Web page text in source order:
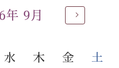
夕食時間
〜）
夕食時間
17:30〜）
夕食時間 17:30〜）
年 9月
水 木 金 土